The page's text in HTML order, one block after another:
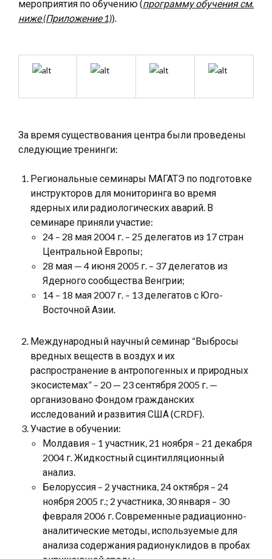
мероприятия по обучению (программу обучения см.
ниже (Приложение 1)).
За время существования центра были проведены
следующие тренинги:
Региональные семинары МАГАТЭ по подготовке
инструкторов для мониторинга во время
ядерных или радиологических аварий. В
семинаре приняли участие:
24 – 28 мая 2004 г. – 25 делегатов из 17 стран
Центральной Европы;
28 мая — 4 июня 2005 г. – 37 делегатов из
Ядерного сообщества Венгрии;
14 – 18 мая 2007 г. – 13 делегатов с Юго-
Восточной Азии.
Международный научный семинар “Выбросы
вредных веществ в воздух и их
распространение в антропогенных и природных
экосистемах” – 20 — 23 сентября 2005 г. —
организовано Фондом гражданских
исследований и развития США (CRDF).
Участие в обучении:
Молдавия – 1 участник, 21 ноября – 21 декабря
2004 г. Жидкостный сцинтилляционный
анализ.
Белоруссия – 2 участника, 24 октября – 24
ноября 2005 г.; 2 участника, 30 января – 30
февраля 2006 г. Современные радиационно-
аналитические методы, используемые для
анализа содержания радионуклидов в пробах